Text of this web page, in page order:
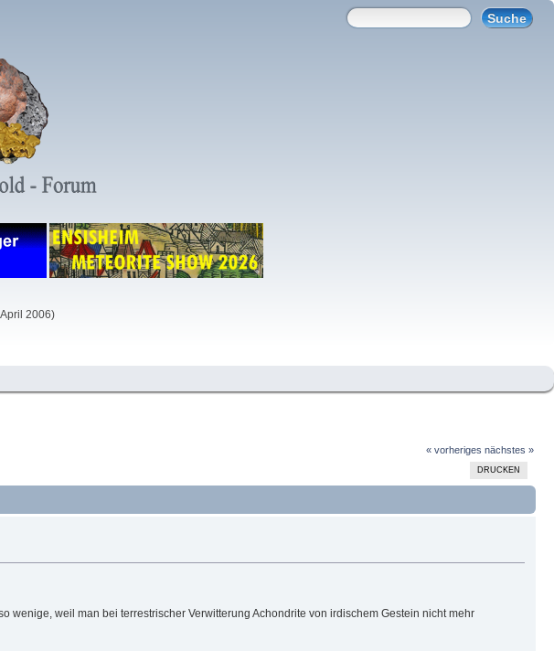
2006)
« vorheriges nächstes »
DRUCKEN
weil man bei terrestrischer Verwitterung Achondrite von irdischem Gestein nicht mehr